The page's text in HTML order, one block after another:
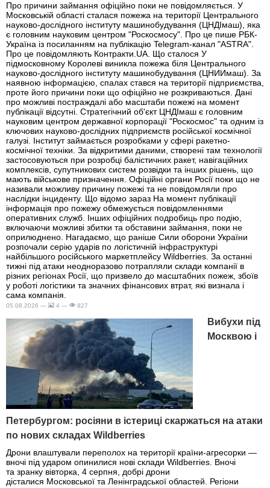
Про причини займання офіційно поки не повідомляється. У
Московській області сталася пожежа на території Центрального
науково-дослідного інституту машинобудування (ЦНДІмаш), яка
є головним науковим центром "Роскосмосу". Про це пише РБК-
Україна із посиланням на публікацію Telegram-канал "ASTRA".
Про це повідомляють Контракти.UA. Що сталося У
підмосковному Королеві виникла пожежа біля Центрального
науково-дослідного інституту машинобудування (ЦНИИмаш). За
наявною інформацією, спалах стався на території підприємства,
проте його причини поки що офіційно не розкриваються. Дані
про можливі постраждалі або масштаби пожежі на момент
публікації відсутні. Стратегічний об'єкт ЦНДІмаш є головним
науковим центром державної корпорації "Роскосмос" та одним із
ключових науково-дослідних підприємств російської космічної
галузі. Інститут займається розробками у сфері ракетно-
космічної техніки. За відкритими даними, створені там технології
застосовуються при розробці балістичних ракет, навігаційних
комплексів, супутникових систем розвідки та інших рішень, що
мають військове призначення. Офіційні органи Росії поки що не
називали можливу причину пожежі та не повідомляли про
наслідки інциденту. Що відомо зараз На момент публікації
інформація про пожежу обмежується повідомленнями
оперативних служб. Інших офіційних подробиць про подію,
включаючи можливі збитки та обставини займання, поки не
оприлюднено. Нагадаємо, що раніше Сили оборони України
розпочали серію ударів по логістичній інфраструктурі
найбільшого російського маркетплейсу Wildberries. За останні
тижні під атаки неодноразово потрапляли склади компанії в
різних регіонах Росії, що призвело до масштабних пожеж, збоїв
у роботі логістики та значних фінансових втрат, які визнала і
сама компанія.
05.08.2026 — 4 — 827
Вибухи під
Москвою і
Петербургом: росіяни в істериці скаржаться на атаки
по нових складах Wildberries
Дрони влаштували переполох на території країни-агресорки —
вночі під ударом опинилися нові склади Wildberries. Вночі
та зранку вівторка, 4 серпня, добрі дрони
дісталися Московської та Ленінградської областей. Регіони